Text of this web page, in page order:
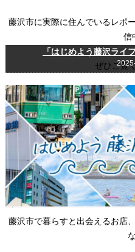
「はじめよう藤沢ライ
藤沢市に実際に住んでいるレポ
信
ぜひご覧
藤沢市で暮らすと出会えるお店